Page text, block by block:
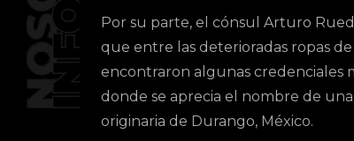
Por su parte, el cónsul Arturo
que entre las deterioradas ropas de
encontraron algunas credenciales
donde se aprecia el nombre de
originaria de Durango, México.